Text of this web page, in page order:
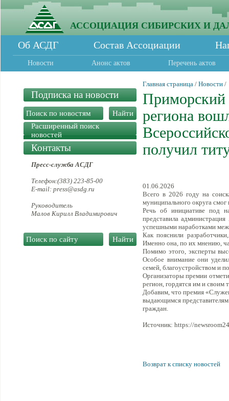
АССОЦИАЦИЯ СИБИРСКИХ И
Об АСДГ Состав Ассоциации
Новости Анонс актов Перечень актов
Подписка на новости
Расширенный поиск
новостей
Контакты
Пресс-служба АСДГ
Телефон:(383) 223-85-00
E-mail: press@asdg.ru
Руководитель
Малов Кирилл Владимирович
Главная страница / Новости /
Приморский
региона
получил
01.06.2026
Всего в 2026 году на
муниципального округа
Речь об инициативе под
представила
успешными наработками
Как пояснили
Именно она, по их мнению,
Помимо этого, эксперты
Особое внимание они
семей, благоустройством и
Организаторы премии
регион, гордятся им и своим
Добавим, что премия
выдающимся представителям
граждан.
Источник: https://
Возврат к списку новостей